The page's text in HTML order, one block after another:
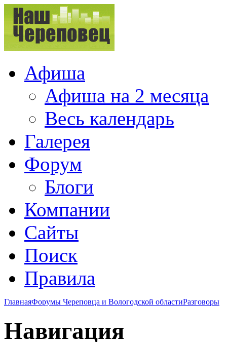
Афиша
Афиша на 2 месяца
Весь календарь
Галерея
Форум
Блоги
Компании
Сайты
Поиск
Правила
ГлавнаяФорумы Череповца и Вологодской областиРазговоры
Навигация